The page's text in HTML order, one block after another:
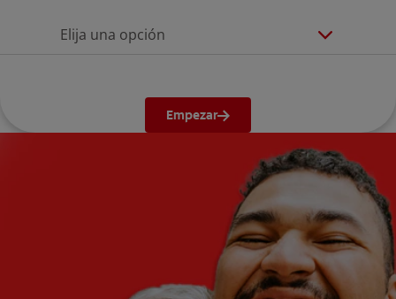
Elija una opción
Empezar